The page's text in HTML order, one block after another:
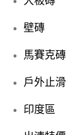
壁磚
馬賽克磚
戶外止滑
印度區